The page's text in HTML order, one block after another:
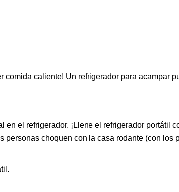
comida caliente! Un refrigerador para acampar
el refrigerador. ¡Llene el refrigerador portátil
personas choquen con la casa rodante (con los